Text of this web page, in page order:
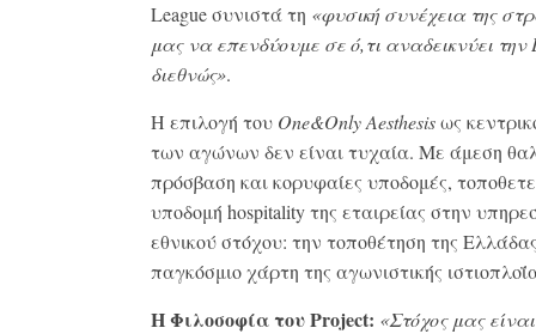
League συνιστά τη «φυσική συνέχεια της
μας να επενδύουμε σε ό,τι αναδεικνύει
διεθνώς».
Η επιλογή του One&OnlyAesthesisως
των αγώνων δεν είναι τυχαία. Με άμεση
πρόσβαση και κορυφαίες υποδομές,
υποδομή hospitality της εταιρείας στην
εθνικού στόχου: την τοποθέτηση της
παγκόσμιο χάρτη της αγωνιστικής
Η Φιλοσοφία του Project: «Στόχος μας